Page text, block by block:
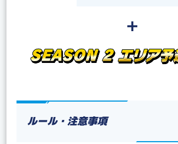
＋
ルール・注意事項